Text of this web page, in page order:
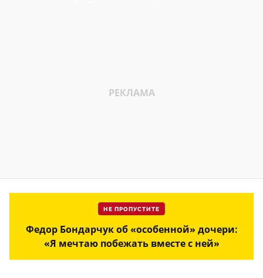
НЕ ПРОПУСТИТЕ
Федор Бондарчук об «особенной» дочери:
«Я мечтаю побежать вместе с ней»